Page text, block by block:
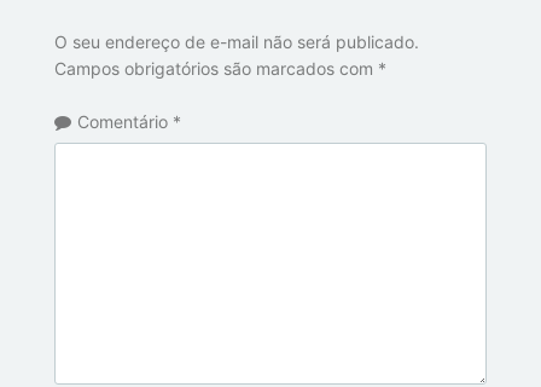
O seu endereço de e-mail não será publicado.
Campos obrigatórios são marcados com *
Comentário *